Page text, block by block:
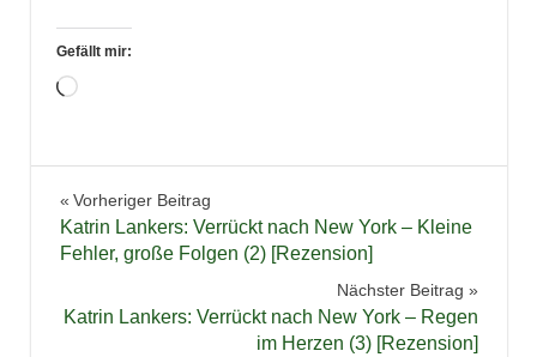
Gefällt mir:
Wird
Literatur
Rückblick
Beitragsnavigation
Vorheriger Beitrag
Katrin Lankers: Verrückt nach New York – Kleine
Fehler, große Folgen (2) [Rezension]
Nächster Beitrag
Katrin Lankers: Verrückt nach New York – Regen
im Herzen (3) [Rezension]